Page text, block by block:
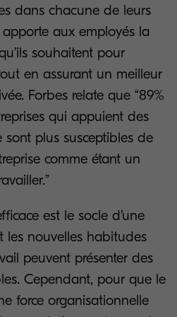
dans chacune de leurs
aux employés la
souhaitent pour
en assurant un meilleur
Forbes relate que “89%
qui appuient des
plus susceptibles de
comme étant un
est le socle d’une
les nouvelles habitudes
peuvent présenter des
Cependant, pour que le
force organisationnelle